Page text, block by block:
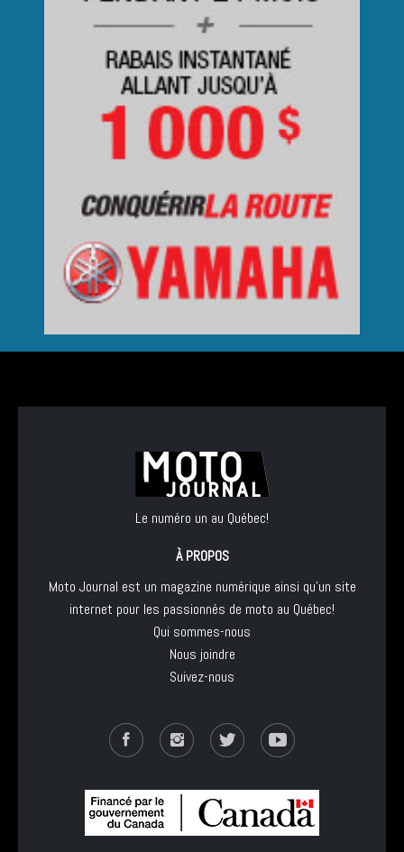
Le numéro un au Québec!
À PROPOS
Moto Journal est un magazine numérique ainsi qu'un site
internet pour les passionnés de moto au Québec!
Qui sommes-nous
Nous joindre
Suivez-nous